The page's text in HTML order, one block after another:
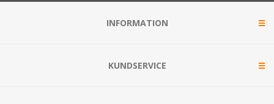
INFORMATION
KUNDSERVICE